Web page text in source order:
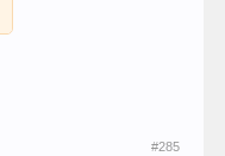
#285